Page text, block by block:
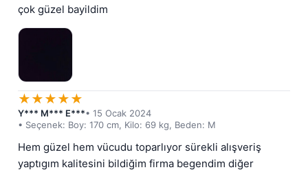
çok güzel bayildim
★★★★★
Y*** M*** E***• 15 Ocak 2024
• Seçenek: Boy: 170 cm, Kilo: 69 kg, Beden: M
Hem güzel hem vücudu toparlıyor sürekli alışveriş
yaptıgım kalitesini bildiğim firma begendim diğer